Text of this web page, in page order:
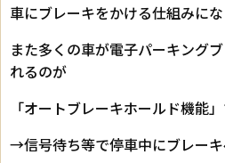
車にブレーキをかける仕組みにな
また多くの車が電子パーキング
れるのが
「オートブレーキホールド機能」
→信号待ち等で停車中にブレー